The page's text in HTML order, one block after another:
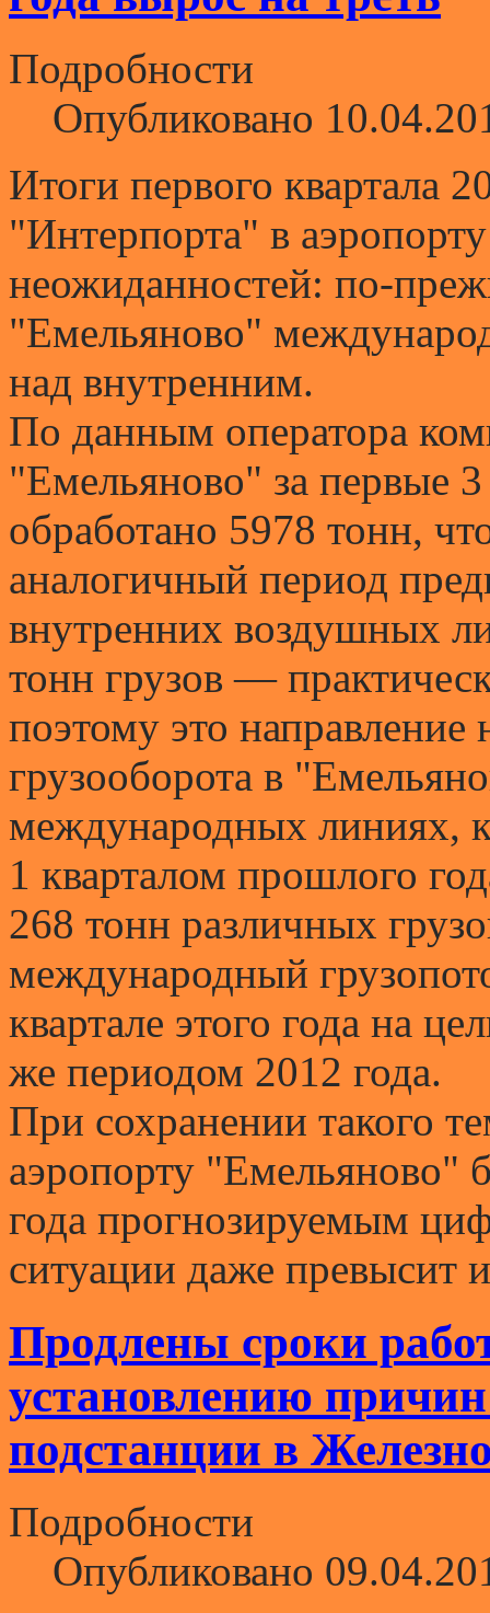
Подробности
Опубликовано
Итоги первого квартала
"Интерпорта" в
неожиданностей: по-
"Емельяново"
над внутренним.
По данным оператора
"Емельяново" за первые
обработано 5978 тонн,
аналогичный период
внутренних воздушных
тонн грузов —
поэтому это направление
грузооборота в
международных линиях,
1 кварталом прошлого
268 тонн различных
международный
квартале этого года на
же периодом 2012 года.
При сохранении такого
аэропорту "Емельяново"
года прогнозируемым
ситуации даже превысит
Продлены сроки
установлению
подстанции в
Подробности
Опубликовано